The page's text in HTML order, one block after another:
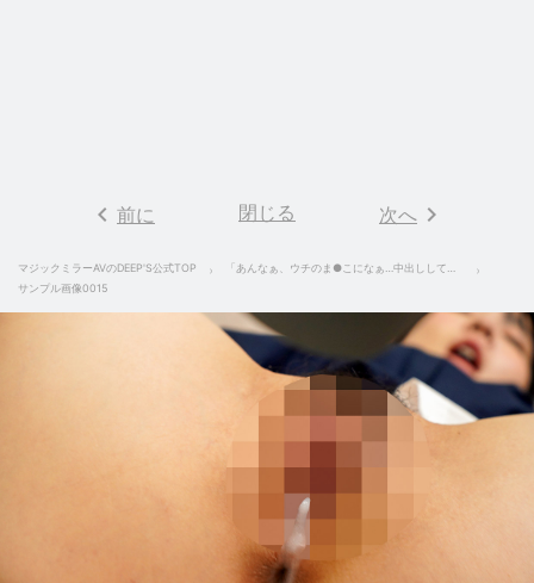
keyboard_arrow_left 前に 閉じる 次へ keyboard_arrow_right
マジックミラーAVのDEEP'S公式TOP
サンプル画像0015